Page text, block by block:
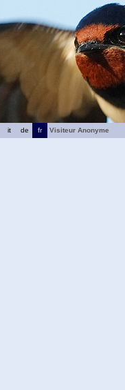
fr
de
it
Visiteur Anonyme